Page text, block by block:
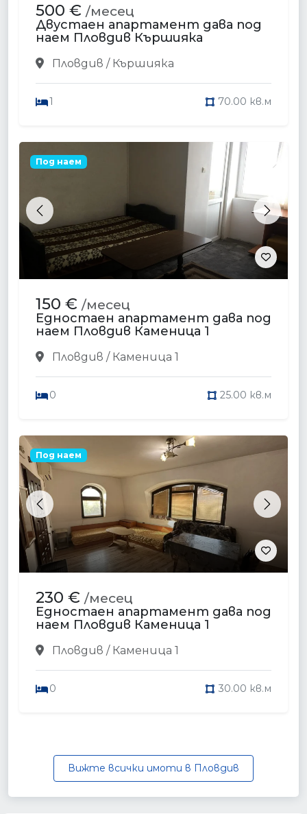
500 € /месец
Двустаен апартамент дава под
наем Пловдив Кършияка
Пловдив / Кършияка
1 70.00 кв.м
Previous Next
Под наем
150 € /месец
Едностаен апартамент дава под
наем Пловдив Каменица 1
Пловдив / Каменица 1
0 25.00 кв.м
Previous Next
Под наем
230 € /месец
Едностаен апартамент дава под
наем Пловдив Каменица 1
Пловдив / Каменица 1
0 30.00 кв.м
Вижте всички имоти в Пловдив